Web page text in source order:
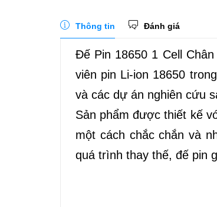
Thông tin Đánh giá
Đế Pin 18650 1 Cell
viên pin Li-ion 18650
và các dự án nghiên cứu
Sản phẩm được thiết kế
một cách chắc chắn và
quá trình thay thế, đế pin